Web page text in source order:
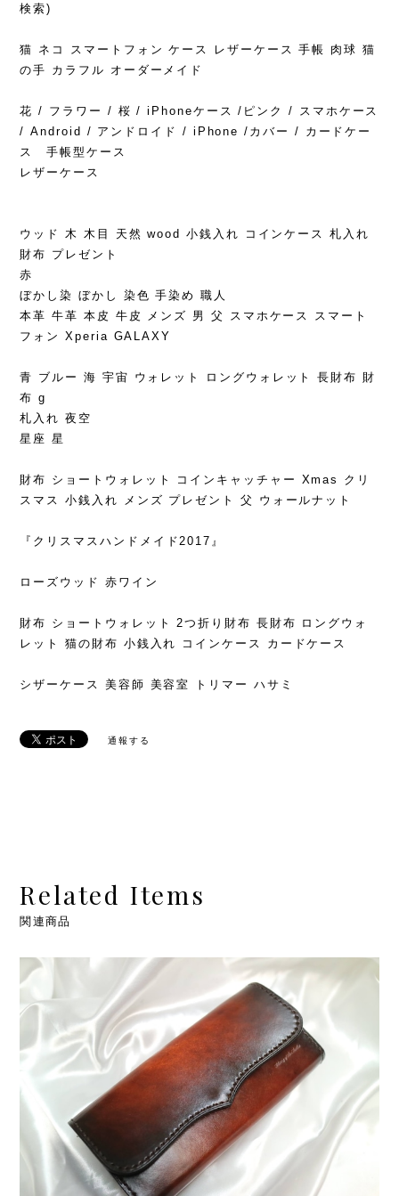
検索)
猫 ネコ スマートフォン ケース レザーケース 手帳 肉球 猫
の手 カラフル オーダーメイド
花 / フラワー / 桜 / iPhoneケース /ピンク / スマホケース
/ Android / アンドロイド / iPhone /カバー / カードケー
ス 手帳型ケース
レザーケース
ウッド 木 木目 天然 wood 小銭入れ コインケース 札入れ
財布 プレゼント
赤
ぼかし染 ぼかし 染色 手染め 職人
本革 牛革 本皮 牛皮 メンズ 男 父 スマホケース スマート
フォン Xperia GALAXY
青 ブルー 海 宇宙 ウォレット ロングウォレット 長財布 財
布 g
札入れ 夜空
星座 星
財布 ショートウォレット コインキャッチャー Xmas クリ
スマス 小銭入れ メンズ プレゼント 父 ウォールナット
『クリスマスハンドメイド2017』
ローズウッド 赤ワイン
財布 ショートウォレット 2つ折り財布 長財布 ロングウォ
レット 猫の財布 小銭入れ コインケース カードケース
シザーケース 美容師 美容室 トリマー ハサミ
通報する
Related Items
関連商品